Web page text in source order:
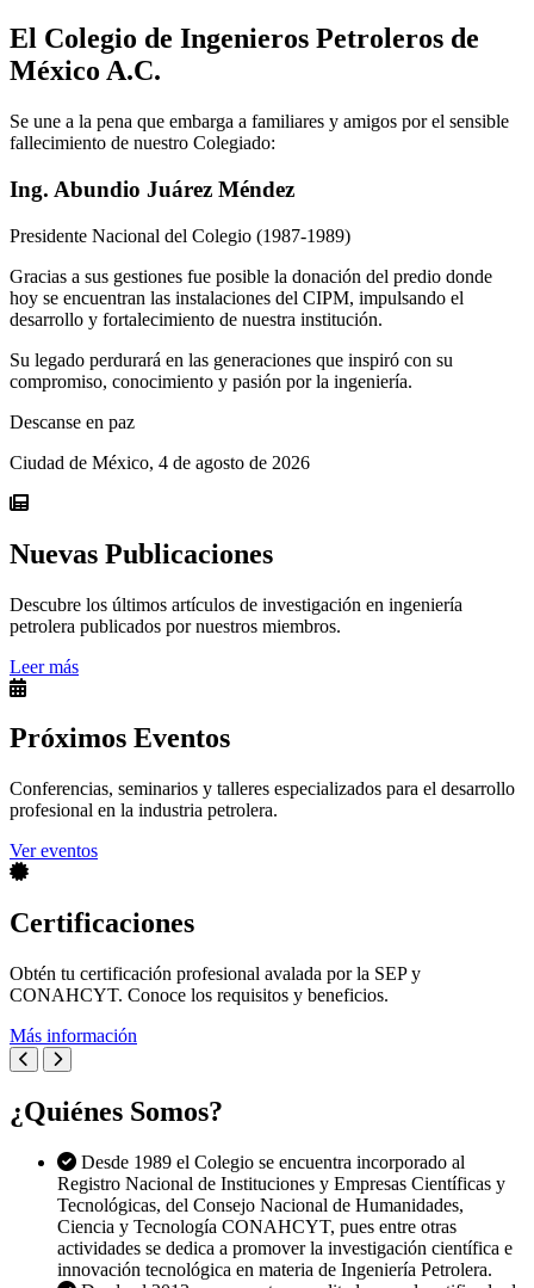
El Colegio de Ingenieros Petroleros de
México A.C.
Se une a la pena que embarga a familiares y amigos por el sensible
fallecimiento de nuestro Colegiado:
Ing. Abundio Juárez Méndez
Presidente Nacional del Colegio (1987-1989)
Gracias a sus gestiones fue posible la donación del predio donde
hoy se encuentran las instalaciones del CIPM, impulsando el
desarrollo y fortalecimiento de nuestra institución.
Su legado perdurará en las generaciones que inspiró con su
compromiso, conocimiento y pasión por la ingeniería.
Descanse en paz
Ciudad de México, 4 de agosto de 2026
Nuevas Publicaciones
Descubre los últimos artículos de investigación en ingeniería
petrolera publicados por nuestros miembros.
Leer más
Próximos Eventos
Conferencias, seminarios y talleres especializados para el desarrollo
profesional en la industria petrolera.
Ver eventos
Certificaciones
Obtén tu certificación profesional avalada por la SEP y
CONAHCYT. Conoce los requisitos y beneficios.
Más información
¿Quiénes Somos?
Desde 1989 el Colegio se encuentra incorporado al
Registro Nacional de Instituciones y Empresas Científicas y
Tecnológicas, del Consejo Nacional de Humanidades,
Ciencia y Tecnología CONAHCYT, pues entre otras
actividades se dedica a promover la investigación científica e
innovación tecnológica en materia de Ingeniería Petrolera.